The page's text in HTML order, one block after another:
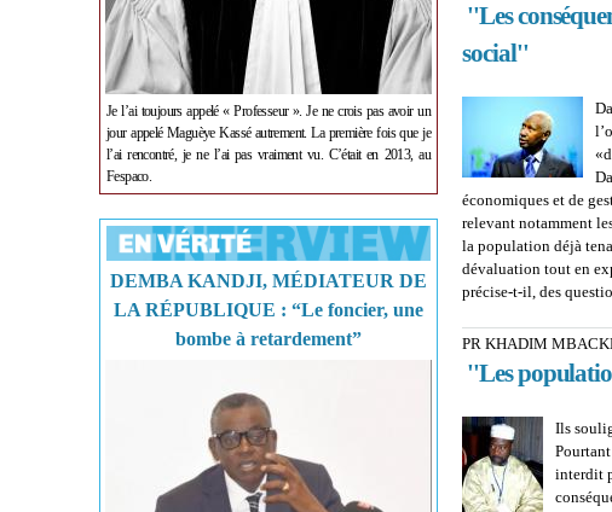
Je l’ai toujours appelé « Professeur ». Je ne crois pas avoir un
jour appelé Maguèye Kassé autrement. La première fois que je
l’ai rencontré, je ne l’ai pas vraiment vu. C’était en 2013, au
Fespaco.
DEMBA KANDJI, MÉDIATEUR DE
LA RÉPUBLIQUE : “Le foncier, une
bombe à retardement”
''Les
social''
économiques et de
relevant notamment
la population déjà
dévaluation tout en
précise-t-il, des
PR KHADIM
''Les
Ils
interdit